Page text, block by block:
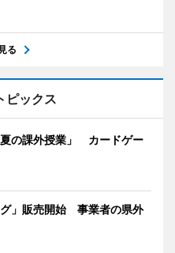
る
ピックス
の課外授業」 カードゲー
」販売開始 事業者の県外